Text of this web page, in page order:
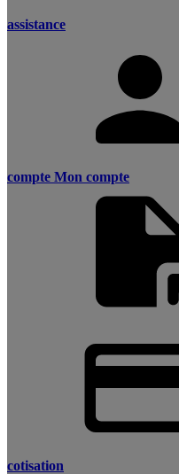
assistance
compte Mon compte
cotisation